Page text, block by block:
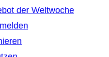
der Weltwoche